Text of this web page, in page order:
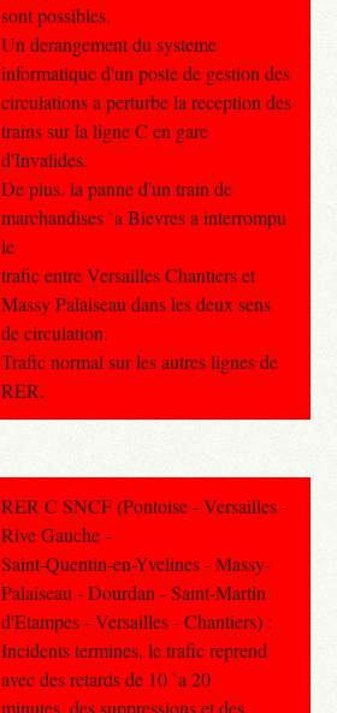
sont possibles.
Un derangement du systeme
informatique d'un poste de gestion des
circulations a perturbe la reception des
trains sur la ligne C en gare
d'Invalides.
De plus, la panne d'un train de
marchandises `a Bievres a interrompu
le
trafic entre Versailles Chantiers et
Massy Palaiseau dans les deux sens
de circulation.
Trafic normal sur les autres lignes de
RER.
RER C SNCF (Pontoise - Versailles -
Rive Gauche -
Saint-Quentin-en-Yvelines - Massy-
Palaiseau - Dourdan - Saint-Martin
d'Etampes - Versailles - Chantiers) :
Incidents termines, le trafic reprend
avec des retards de 10 `a 20
minutes, des suppressions et des